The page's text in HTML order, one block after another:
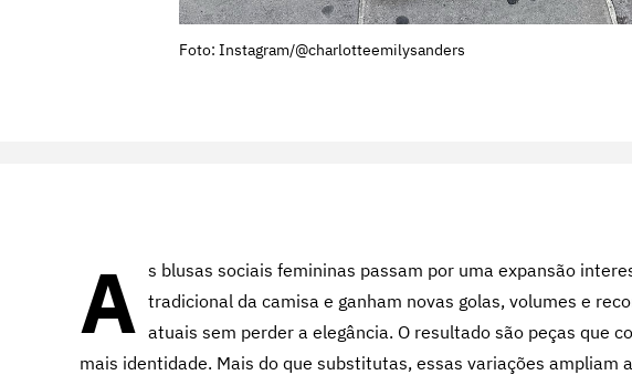
Foto: Instagram/@charlotteemilysanders
A s blusas sociais femininas passam por uma expansão
tradicional da camisa e ganham novas golas, volumes e
atuais sem perder a elegância. O resultado são peças que
mais identidade. Mais do que substitutas, essas variações ampliam